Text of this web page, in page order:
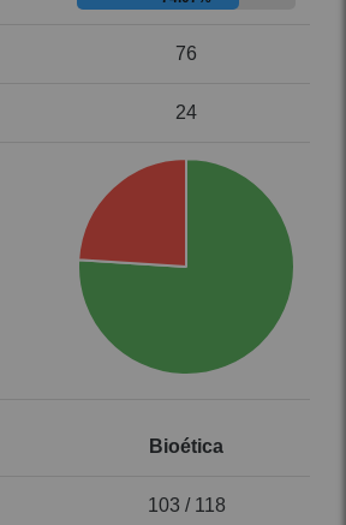
76
24
Bioética
103 / 118